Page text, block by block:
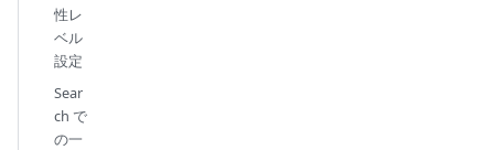
性レ
ベル
設定
Sear
ch で
の一